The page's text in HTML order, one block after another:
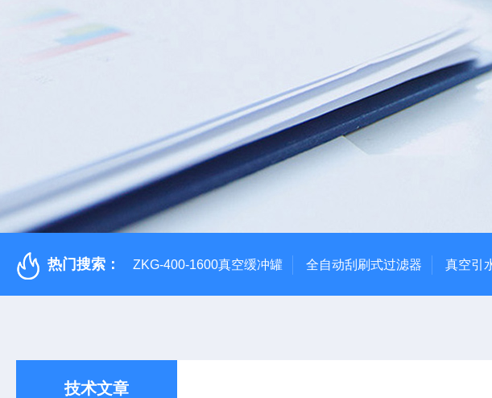
热门搜索： ZKG-400-1600真空缓冲罐 全自动刮刷式过滤器 真空引
技术文章